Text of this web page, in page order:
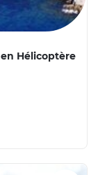
Hélicoptère